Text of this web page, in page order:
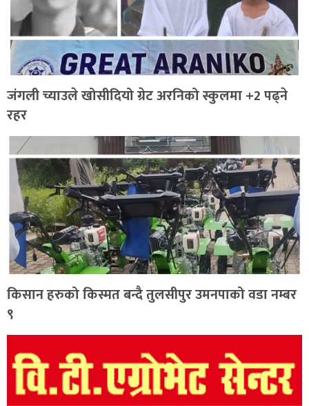
जंगली च्याउले खोसीदियो ग्रेट अरनिको स्कुलमा +2 पढ्ने
रहर
किसान हरुको किस्मत बन्दै तुलसीपुर उमनपाको वडा नम्बर
९